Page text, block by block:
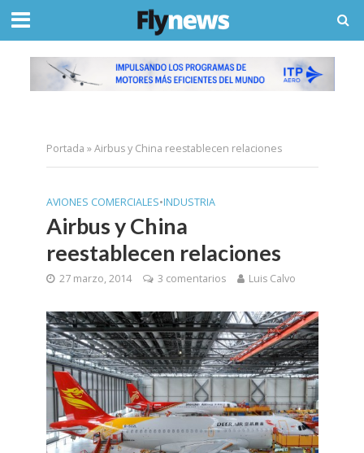
Portada »Airbus y China reestablecen relaciones
AVIONES COMERCIALES•INDUSTRIA
Airbus y China
reestablecen relaciones
27 marzo, 2014 3 comentarios Luis Calvo